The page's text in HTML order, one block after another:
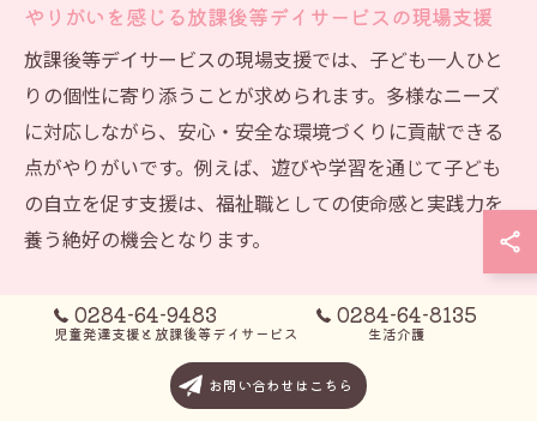
やりがいを感じる放課後等デイサービスの現場支援
放課後等デイサービスの現場支援では、子ども一人ひと
りの個性に寄り添うことが求められます。多様なニーズ
に対応しながら、安心・安全な環境づくりに貢献できる
点がやりがいです。例えば、遊びや学習を通じて子ども
の自立を促す支援は、福祉職としての使命感と実践力を
養う絶好の機会となります。
中高生向けプログラムで学ぶ放課後等デイサービスの
魅力
中高生向けプログラムに参加することで、放課後等デイ
0284-64-9483
児童発達支援と放課後等デイサービス
0284-64-8135
生活介護
お問い合わせはこちら